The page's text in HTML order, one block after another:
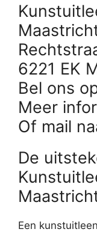
6221 EK
Bel ons
Meer
Of mail
De
Een